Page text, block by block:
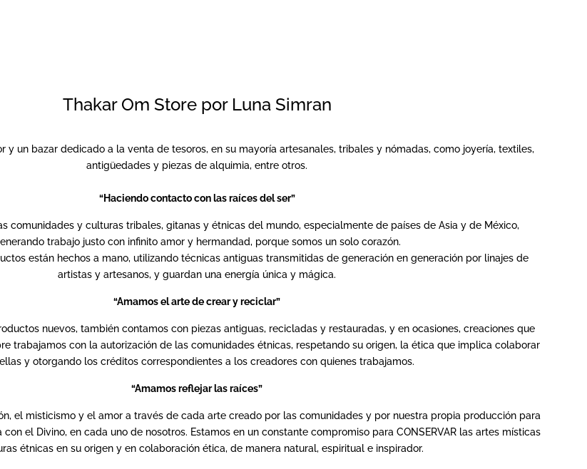
Thakar Om Store por Luna Simran
y un bazar dedicado a la venta de tesoros, en su mayoría artesanales, tribales y nómadas, como joyería, textiles,
antigüedades y piezas de alquimia, entre otros.
“Haciendo contacto con las raíces del ser”
comunidades y culturas tribales, gitanas y étnicas del mundo, especialmente de países de Asia y de México,
trabajo justo con infinito amor y hermandad, porque somos un solo corazón.
están hechos a mano, utilizando técnicas antiguas transmitidas de generación en generación por linajes de
artistas y artesanos, y guardan una energía única y mágica.
“Amamos el arte de crear y reciclar”
nuevos, también contamos con piezas antiguas, recicladas y restauradas, y en ocasiones, creaciones que
trabajamos con la autorización de las comunidades étnicas, respetando su origen, la ética que implica colaborar
y otorgando los créditos correspondientes a los creadores con quienes trabajamos.
“Amamos reflejar las raíces”
el misticismo y el amor a través de cada arte creado por las comunidades y por nuestra propia producción para
el Divino, en cada uno de nosotros. Estamos en un constante compromiso para CONSERVAR las artes místicas
étnicas en su origen y en colaboración ética, de manera natural, espiritual e inspirador.